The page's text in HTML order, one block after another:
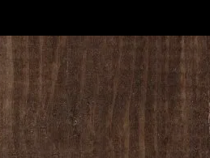
ontwikkelen zonder
ruim negentig jaar uit tot een
nog steeds